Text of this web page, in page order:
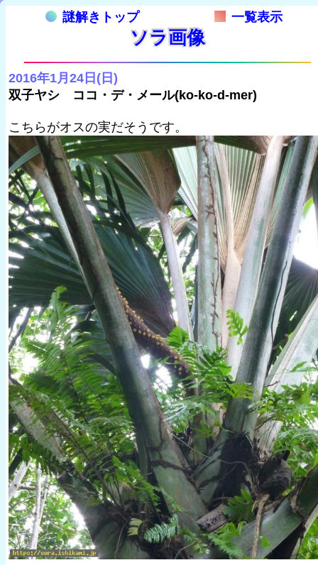
謎解きトップ 一覧表示
ソラ画像
2016年1月24日(日)
双子ヤシ ココ・デ・メール(ko-ko-d-mer)
こちらがオスの実だそうです。